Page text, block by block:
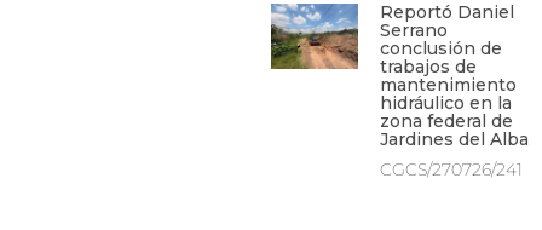
Reportó Daniel
Serrano
conclusión de
trabajos de
mantenimiento
hidráulico en la
zona federal de
Jardines del Alba
CGCS/270726/241